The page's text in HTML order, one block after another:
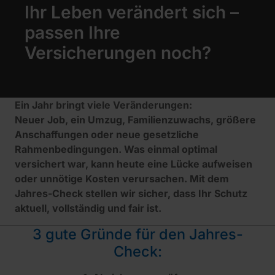
Ihr Leben verändert sich –
passen Ihre
Versicherungen noch?
Ein Jahr bringt viele Veränderungen:
Neuer Job, ein Umzug, Familienzuwachs, größere
Anschaffungen oder neue gesetzliche
Rahmenbedingungen. Was einmal optimal
versichert war, kann heute eine Lücke aufweisen
oder unnötige Kosten verursachen. Mit dem
Jahres-Check stellen wir sicher, dass Ihr Schutz
aktuell, vollständig und fair ist.
3 gute Gründe für den Jahres-
Check: